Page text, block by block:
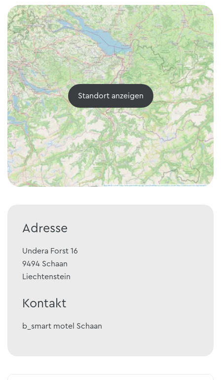
Standort anzeigen
Adresse
Undera Forst 16
9494 Schaan
Liechtenstein
Kontakt
b_smart motel Schaan